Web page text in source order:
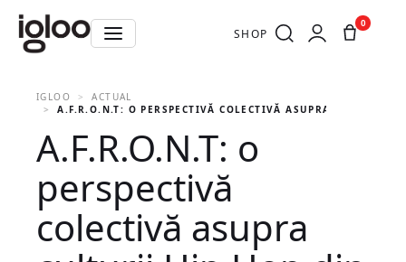
SHOP
0
IGLOO
ACTUAL
A.F.R.O.N.T: O PERSPECTIVĂ COLECTIVĂ ASUPRA CULTURII
A.F.R.O.N.T: o
perspectivă
colectivă asupra